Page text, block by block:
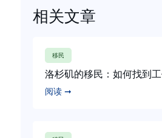
相关文章
移民
洛杉矶的移民：如何找到
阅读 ➞